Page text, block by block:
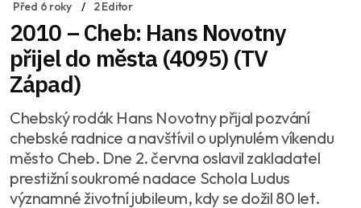
Před 6 roky 2 Editor
2010 – Cheb: Hans Novotny
přijel do města (4095) (TV
Západ)
Chebský rodák Hans Novotny přijal pozvání
chebské radnice a navštívil o uplynulém víkendu
město Cheb. Dne 2. června oslavil zakladatel
prestižní soukromé nadace Schola Ludus
významné životní jubileum, kdy se dožil 80 let.